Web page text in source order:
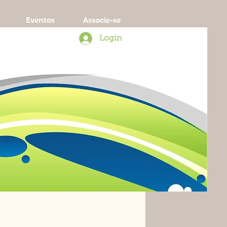
Eventos Associe-se
Login